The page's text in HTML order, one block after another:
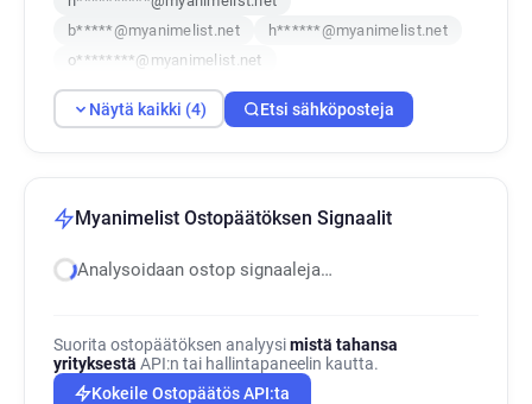
b*****@myanimelist.net
h******@myanimelist.net
o********@myanimelist.net
Näytä kaikki (4) Etsi sähköposteja
Myanimelist Ostopäätöksen Signaalit
Analysoidaan ostop signaaleja…
Suorita ostopäätöksen analyysimistä tahansa
yrityksestä API:n tai hallintapaneelin kautta.
Kokeile Ostopäätös API:ta